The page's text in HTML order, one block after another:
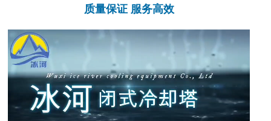
质量保证 服务高效